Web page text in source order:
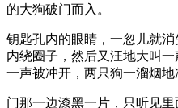
的大狗破门而入。
钥匙孔内的眼睛，一忽儿就
内绕圈子，然后又汪地大叫
一声被冲开，两只狗一溜烟地
门那一边漆黑一片，只听见